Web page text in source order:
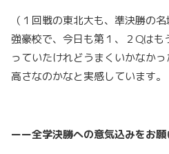
（１回戦の東北大も、準決勝の
強豪校で、今日も第１、２Qは
っていたけれどうまくいかなか
高さなのかなと実感しています。
ーー全学決勝への意気込みをお願